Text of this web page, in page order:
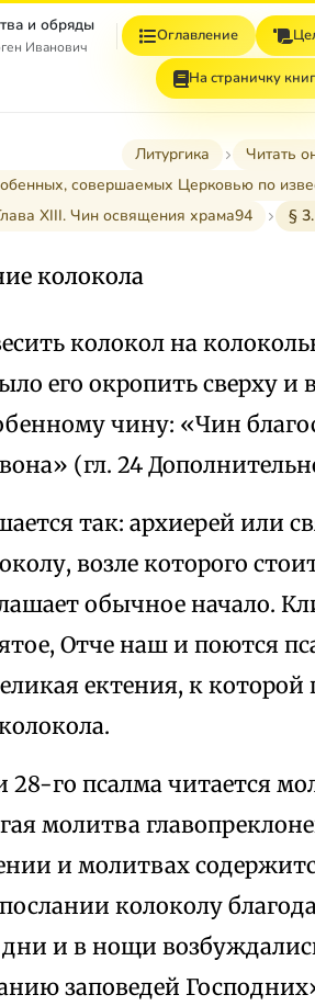
и обряды
Иванович
Оглавление
На страничку
Литургика
Читать
совершаемых Церковью по
XIII. Чин освящения храма94
§
колокола
колокол на
его окропить сверху и
чину: «Чин
(гл. 24
так: архиерей или
возле которого
обычное начало.
Отче наш и поются
ектения, к
28-го псалма читается
молитва
и молитвах
колоколу
дни и в нощи
заповедей